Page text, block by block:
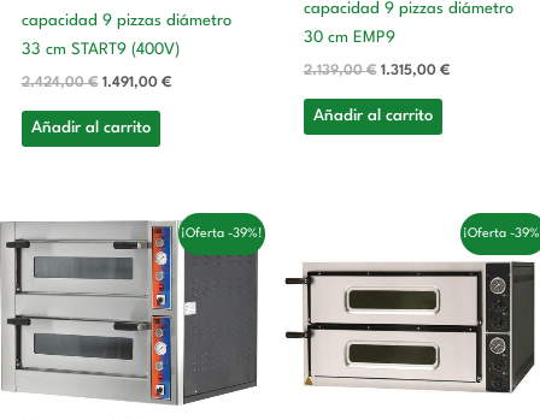
capacidad 9 pizzas diámetro
33 cm START9 (400V)
2.424,00€ 1.491,00 €
Añadir al carrito
capacidad 9 pizzas diámetro
30 cm EMP9
2.139,00€ 1.315,00 €
Añadir al carrito
¡Oferta -39%!
precio
3.726,00 €.
El
precio
2.291,00 €.
¡Oferta -
original
era:
1.861,00 €.
precio
actual
1.144,00 €.